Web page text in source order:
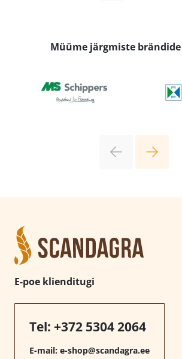
Müüme järgmiste
E-poe klienditugi
Tel: +372 5304 2064
E-mail: e-shop@scandagra.ee